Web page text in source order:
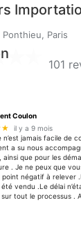
Paris
101
Coulon
il y a 9 mois
n’est jamais facile de
a su nous
que pour les
. Je ne peux que
point négatif à relever
vendu .Le délai
tout le processus .